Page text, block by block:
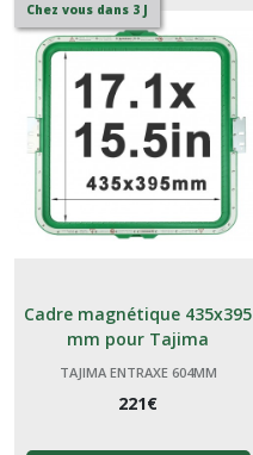
Chez vous dans 3 J
Cadre magnétique 435x395
mm pour Tajima
TAJIMA ENTRAXE 604MM
221€